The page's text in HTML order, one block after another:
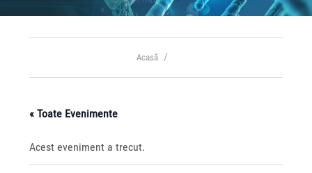
Acasă
« Toate Evenimente
Acest eveniment a trecut.